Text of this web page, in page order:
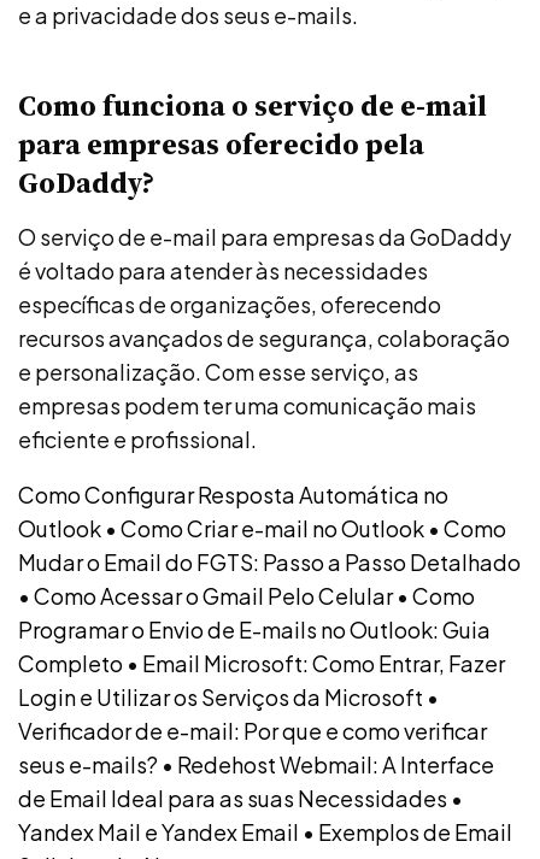
e a privacidade dos seus e-mails.
Como funciona o serviço de e-mail
para empresas oferecido pela
GoDaddy?
O serviço de e-mail para empresas da GoDaddy
é voltado para atender às necessidades
específicas de organizações, oferecendo
recursos avançados de segurança, colaboração
e personalização. Com esse serviço, as
empresas podem ter uma comunicação mais
eficiente e profissional.
Como Configurar Resposta Automática no
Outlook • Como Criar e-mail no Outlook • Como
Mudar o Email do FGTS: Passo a Passo Detalhado
• Como Acessar o Gmail Pelo Celular• Como
Programar o Envio de E-mails no Outlook: Guia
Completo • Email Microsoft: Como Entrar, Fazer
Login e Utilizar os Serviços da Microsoft •
Verificador de e-mail: Por que e como verificar
seus e-mails? • Redehost Webmail: A Interface
de Email Ideal para as suas Necessidades •
Yandex Mail e Yandex Email • Exemplos de Email